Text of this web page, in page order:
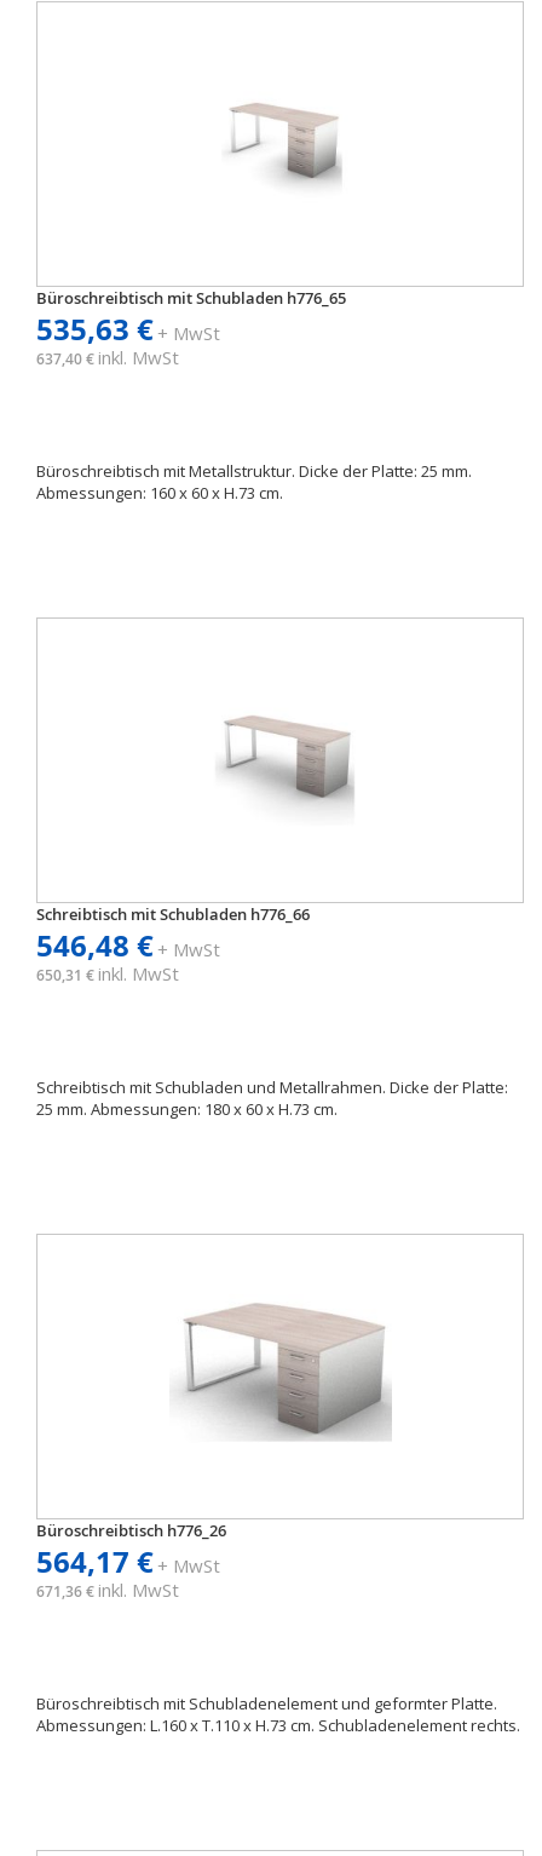
Büroschreibtisch mit Schubladen h776_65
535,63 €+ MwSt
637,40 € inkl. MwSt
Büroschreibtisch mit Metallstruktur. Dicke der Platte: 25 mm.
Abmessungen: 160 x 60 x H.73 cm.
Schreibtisch mit Schubladen h776_66
546,48 €+ MwSt
650,31 € inkl. MwSt
Schreibtisch mit Schubladen und Metallrahmen. Dicke der Platte:
25 mm. Abmessungen: 180 x 60 x H.73 cm.
Büroschreibtisch h776_26
564,17 €+ MwSt
671,36 € inkl. MwSt
Büroschreibtisch mit Schubladenelement und geformter Platte.
Abmessungen: L.160 x T.110 x H.73 cm. Schubladenelement rechts.